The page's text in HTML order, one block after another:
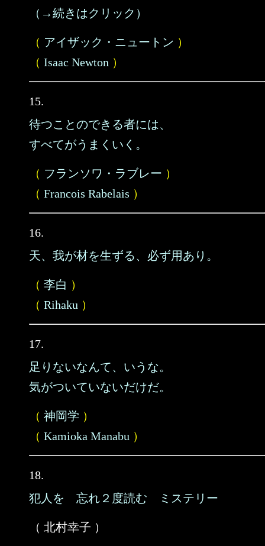
（→続きはクリック）
（ アイザック・ニュートン ）
（ Isaac Newton ）
15.
待つことのできる者には、
すべてがうまくいく。
（ フランソワ・ラブレー ）
（ Francois Rabelais ）
16.
天、我が材を生ずる、必ず用あり。
（ 李白 ）
（ Rihaku ）
17.
足りないなんて、いうな。
気がついていないだけだ。
（ 神岡学 ）
（ Kamioka Manabu ）
18.
犯人を 忘れ２度読む ミステリー
（ 北村幸子 ）